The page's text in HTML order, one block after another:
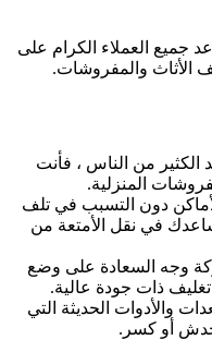
جميع العملاء الكرام على
الأثاث والمفروشات.
الكثير من الناس ، فأنت
المنزلية.
دون التسبب في تلف
في نقل الأمتعة من
وجه السعادة على وضع
ذات جودة عالية.
والأدوات الحديثة التي
أو كسر.